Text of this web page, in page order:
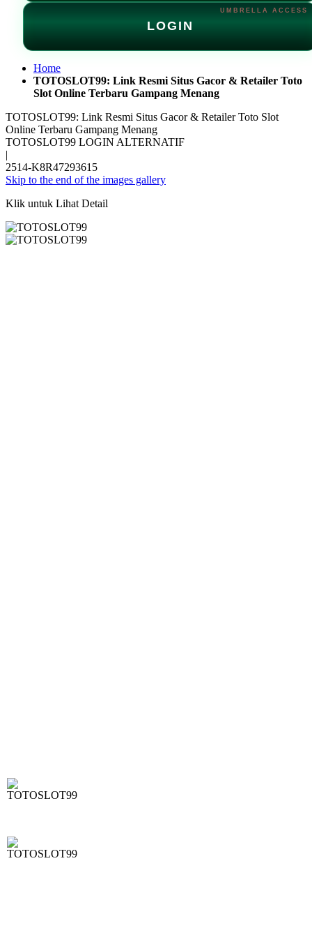
LOGIN
Home
TOTOSLOT99: Link Resmi Situs Gacor & Retailer Toto
Slot Online Terbaru Gampang Menang
TOTOSLOT99: Link Resmi Situs Gacor & Retailer Toto Slot
Online Terbaru Gampang Menang
TOTOSLOT99 LOGIN ALTERNATIF
|
2514-K8R47293615
Skip to the end of the images gallery
Klik untuk Lihat Detail